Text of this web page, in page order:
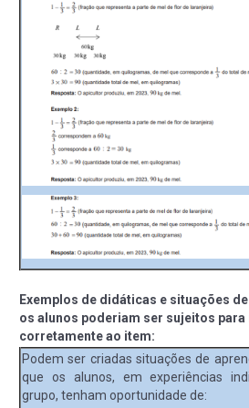
Exemplos de didáticas e situações
os alunos poderiam ser sujeitos para
corretamente ao item:
Podem ser criadas situações de
que os alunos, em experiências
grupo, tenham oportunidade de: